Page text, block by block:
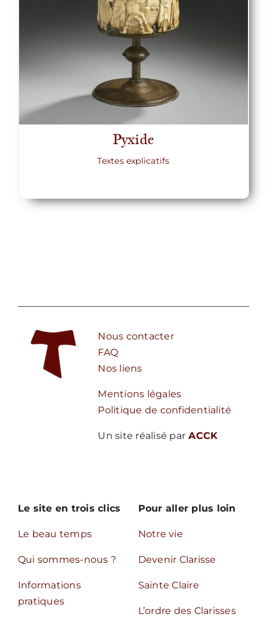
Pyxide
Textes explicatifs
Le site en trois clics
Le beau temps
Qui sommes-nous ?
Informations
pratiques
Pour aller plus loin
Notre vie
Devenir Clarisse
Sainte Claire
L’ordre des Clarisses
Nous contacter
FAQ
Nos liens
Mentions légales
Politique de confidentialité
Un site réalisé par ACCK